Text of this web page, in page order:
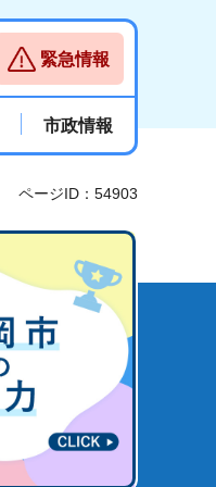
緊急情報
市政情報
ページID：54903